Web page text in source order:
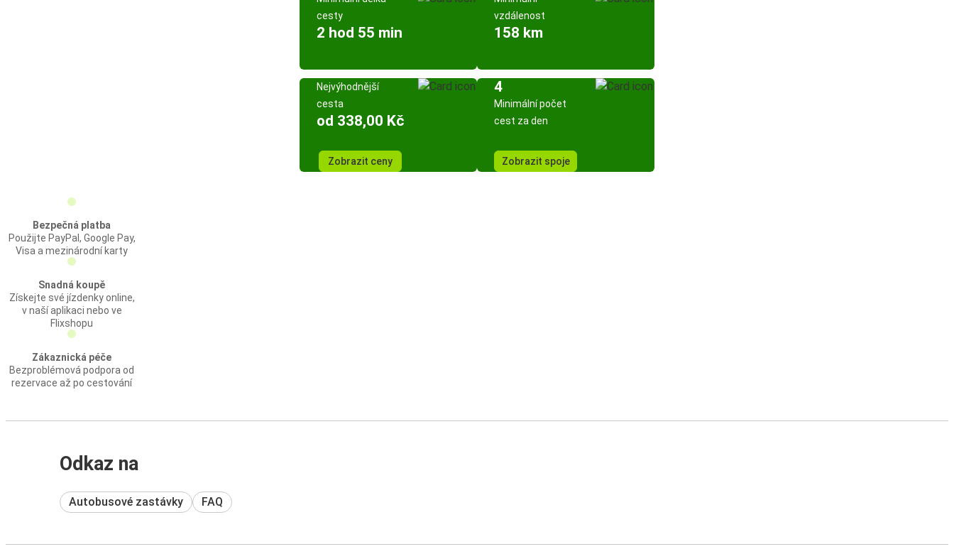
cesty
2 hod 55 min
vzdálenost
158 km
Nejvýhodnější
cesta
od 338,00 Kč
Zobrazit ceny
4
Minimální počet
cest za den
Zobrazit spoje
Bezpečná platba
Použijte PayPal, Google Pay,
Visa a mezinárodní karty
Snadná koupě
Získejte své jízdenky online,
v naší aplikaci nebo ve
Flixshopu
Zákaznická péče
Bezproblémová podpora od
rezervace až po cestování
Odkaz na
Autobusové zastávky FAQ